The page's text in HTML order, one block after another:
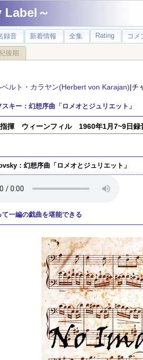
Label～
録音 新着情報 全集 Rating コメ
後期
ベルト・カラヤン(Herbert von Karajan)|チ
キー：幻想序曲「ロメオとジュリエット」
指揮 ウィーンフィル 1960年1月7~9日録
：幻想序曲「ロメオとジュリエット」
て一編の戯曲を堪能できる